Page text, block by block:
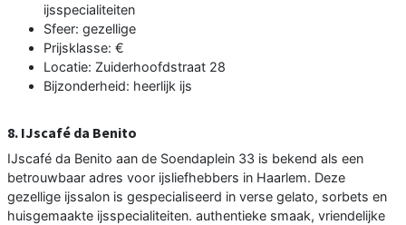
ijsspecialiteiten
Sfeer: gezellige
Prijsklasse: €
Locatie: Zuiderhoofdstraat 28
Bijzonderheid: heerlijk ijs
8. IJscafé da Benito
IJscafé da Benito aan de Soendaplein 33 is bekend als een
betrouwbaar adres voor ijsliefhebbers in Haarlem. Deze
gezellige ijssalon is gespecialiseerd in verse gelato, sorbets en
huisgemaakte ijsspecialiteiten. authentieke smaak, vriendelijke